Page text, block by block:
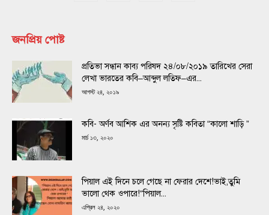
জনপ্রিয় পোষ্ট
প্রতিভা সন্ধান কাব্য পরিষদ ২৪/০৮/২০১৯ তারিখের সেরা
লেখা ভারতের কবি–আব্দুল লতিফ–এর...
আগস্ট ২৪, ২০১৯
কবি- অর্ণব আশিক এর অনন্য সৃষ্টি কবিতা “কালো শাড়ি ”
মার্চ ১৩, ২০২০
পিয়াল এই দিনে চলে গেছে না ফেরার দেশে!ভাই,তুমি
ভালো থেক ওপারে!“পিয়াল...
এপ্রিল ২৪, ২০২০